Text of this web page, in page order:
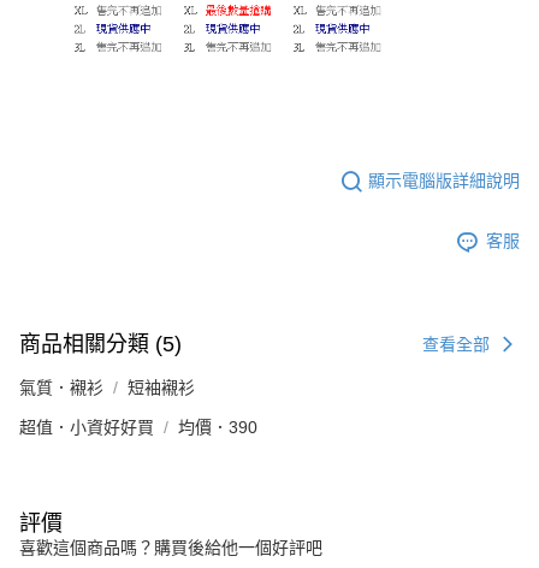
顯示電腦版詳細說明
客服
商品相關分類 (5) 查看全部
氣質．襯衫 短袖襯衫
超值．小資好好買 均價．390
評價
喜歡這個商品嗎？購買後給他一個好評吧